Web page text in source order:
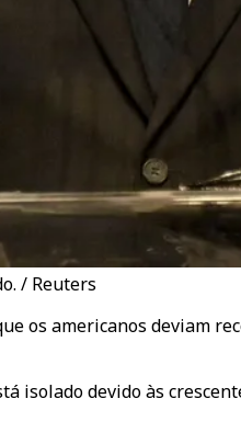
/ Reuters
os americanos deviam
isolado devido às